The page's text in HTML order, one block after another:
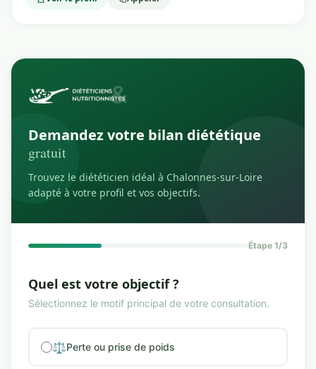
Demandez votre bilan diététique
gratuit
Trouvez le diététicien idéal à Chalonnes-sur-Loire
adapté à votre profil et vos objectifs.
Étape 1/3
Quel est votre objectif ?
Sélectionnez le motif principal de votre consultation.
⚖️Perte ou prise de poids